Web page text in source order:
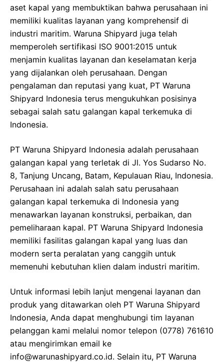
aset kapal yang membuktikan bahwa perusahaan ini
memiliki kualitas layanan yang komprehensif di
industri maritim. Waruna Shipyard juga telah
memperoleh sertifikasi ISO 9001:2015 untuk
menjamin kualitas layanan dan keselamatan kerja
yang dijalankan oleh perusahaan. Dengan
pengalaman dan reputasi yang kuat, PT Waruna
Shipyard Indonesia terus mengukuhkan posisinya
sebagai salah satu galangan kapal terkemuka di
Indonesia.
PT Waruna Shipyard Indonesia adalah perusahaan
galangan kapal yang terletak di Jl. Yos Sudarso No.
8, Tanjung Uncang, Batam, Kepulauan Riau, Indonesia.
Perusahaan ini adalah salah satu perusahaan
galangan kapal terkemuka di Indonesia yang
menawarkan layanan konstruksi, perbaikan, dan
pemeliharaan kapal. PT Waruna Shipyard Indonesia
memiliki fasilitas galangan kapal yang luas dan
modern serta peralatan yang canggih untuk
memenuhi kebutuhan klien dalam industri maritim.
Untuk informasi lebih lanjut mengenai layanan dan
produk yang ditawarkan oleh PT Waruna Shipyard
Indonesia, Anda dapat menghubungi tim layanan
pelanggan kami melalui nomor telepon (0778) 761610
atau mengirimkan email ke
info@warunashipyard.co.id. Selain itu, PT Waruna